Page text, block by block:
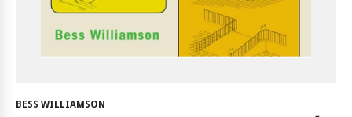
BESS WILLIAMSON